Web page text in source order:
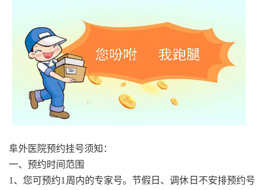
阜外医院预约挂号须知：
一、预约时间范围
1、您可预约1周内的专家号。节假日、调休日不安排预约号